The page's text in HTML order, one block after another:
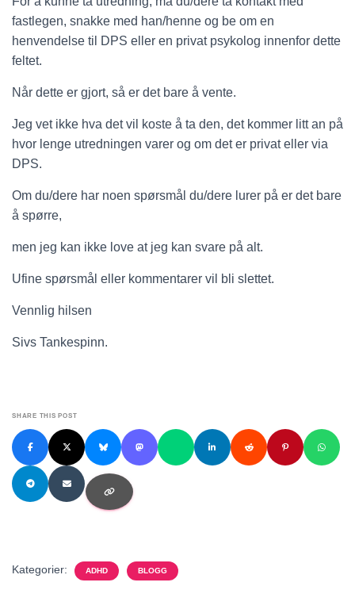
fastlegen, snakke med han/henne og be om en
henvendelse til DPS eller en privat psykolog innenfor dette
feltet.
Når dette er gjort, så er det bare å vente.
Jeg vet ikke hva det vil koste å ta den, det kommer litt an på
hvor lenge utredningen varer og om det er privat eller via
DPS.
Om du/dere har noen spørsmål du/dere lurer på er det bare
å spørre,
men jeg kan ikke love at jeg kan svare på alt.
Ufine spørsmål eller kommentarer vil bli slettet.
Vennlig hilsen
Sivs Tankespinn.
SHARE THIS POST
Kategorier: ADHD BLOGG